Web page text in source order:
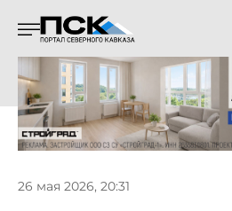
26 мая 2026, 20:31